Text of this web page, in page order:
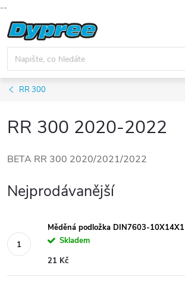
--
Přejít
na
obsah
RR 300
RR 300 2020-2022
BETA RR 300 2020/2021/2022
Nejprodávanější
Měděná podložka DIN7603-10X14X1
Skladem
21 Kč